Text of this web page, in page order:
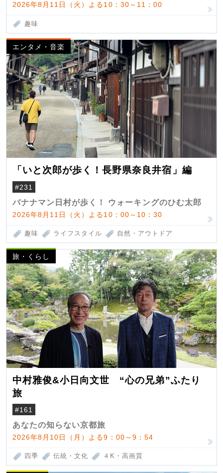
2026年8月11日（火）よる10：30～11：00
趣味
エンタメ・音楽
「いと次郎が歩く！長野県奈良井宿」編
#231
バナナマン日村が歩く！ ウォーキングのひむ太郎
2026年8月11日（火）よる10：00～10：30
趣味 ライフスタイル 自然・アウトドア
旅・くらし
中村雅俊&小日向文世 “心の兄弟”ふたり
旅
#161
あなたの知らない京都旅
2026年8月10日（月）よる9：00～9：54
四季 伝統・文化 ４K・高画質